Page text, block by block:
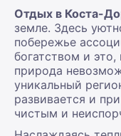
Отдых в Коста-
земле. Здесь
побережье
богатством и это,
природа
уникальный
развивается и
чистым и